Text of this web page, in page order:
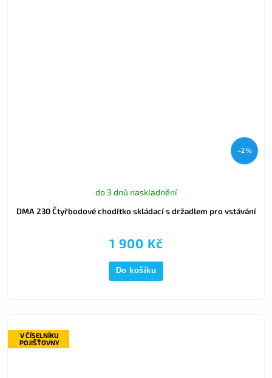
–2 %
DMA 230 Čtyřbodové chodítko skládací s držadlem pro vstávání
do 3 dnů naskladnění
1 900 Kč
Do košíku
V ČÍSELNÍKU
POJIŠŤOVNY